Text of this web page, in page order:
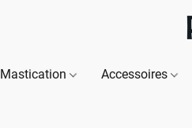
Mastication Accessoires